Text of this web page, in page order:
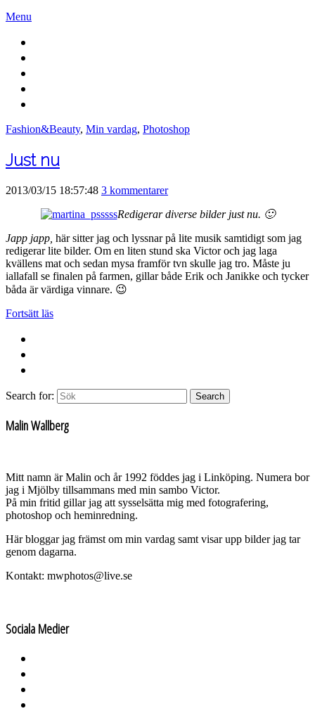
Menu
Fashion&Beauty, Min vardag, Photoshop
Just nu
2013/03/15 18:57:48 3 kommentarer
Redigerar diverse bilder just nu. 🙂
Japp japp, här sitter jag och lyssnar på lite musik samtidigt som jag
redigerar lite bilder. Om en liten stund ska Victor och jag laga
kvällens mat och sedan mysa framför tvn skulle jag tro. Måste ju
iallafall se finalen på farmen, gillar både Erik och Janikke och tycker
båda är värdiga vinnare. 😉
Fortsätt läs
Search for: Search
Malin Wallberg
Mitt namn är Malin och år 1992 föddes jag i Linköping. Numera bor
jag i Mjölby tillsammans med min sambo Victor.
På min fritid gillar jag att sysselsätta mig med fotografering,
photoshop och heminredning.
Här bloggar jag främst om min vardag samt visar upp bilder jag tar
genom dagarna.
Kontakt: mwphotos@live.se
Sociala Medier